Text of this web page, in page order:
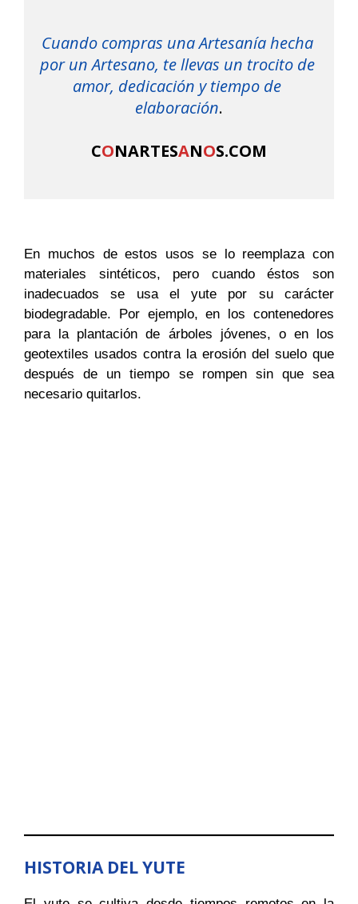
Cuando compras una Artesanía hecha
por un Artesano, te llevas un trocito de
amor, dedicación y tiempo de
elaboración.
CONARTESANOS.COM
En muchos de estos usos se lo reemplaza con
materiales sintéticos, pero cuando éstos son
inadecuados se usa el yute por su carácter
biodegradable. Por ejemplo, en los contenedores
para la plantación de árboles jóvenes, o en los
geotextiles usados contra la erosión del suelo que
después de un tiempo se rompen sin que sea
necesario quitarlos.
HISTORIA DEL YUTE